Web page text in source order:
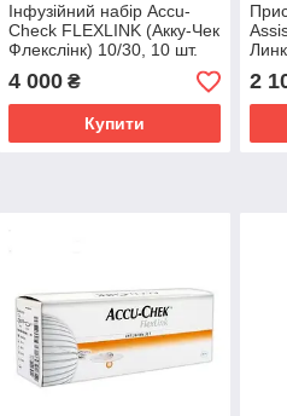
Інфузійний набір Accu-
Check FLEXLINK (Акку-Чек
Флекслінк) 10/30, 10 шт.
4 000₴
Купити
2